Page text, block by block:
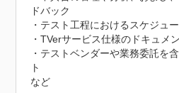
ドバック
・テスト工程におけるスケジュ
・TVerサービス仕様のドキュメ
・テストベンダーや業務委託を
ト
など